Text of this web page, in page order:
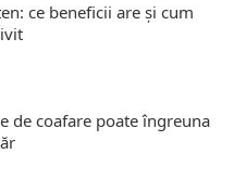
ce beneficii are și cum
de coafare poate îngreuna